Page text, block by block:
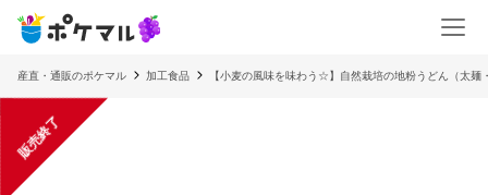
産直・通販のポケマル 加工食品 【小麦の風味を味わう☆】自然栽培の地粉うどん（太麺
販売終了